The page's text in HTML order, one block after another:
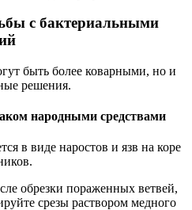
с бактериальными
быть более коварными, но и
решения.
народными средствами
в виде наростов и язв на коре
обрезки пораженных ветвей,
срезы раствором медного